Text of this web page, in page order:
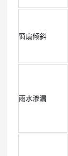
窗扇倾斜
雨水渗漏